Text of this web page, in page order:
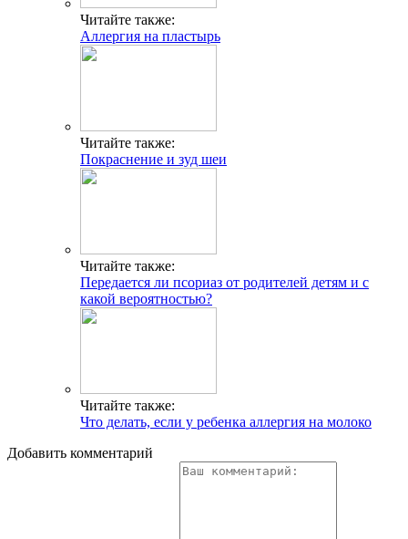
Читайте также:
Аллергия на пластырь
Читайте также:
Покраснение и зуд шеи
Читайте также:
Передается ли псориаз от родителей детям и с
какой вероятностью?
Читайте также:
Что делать, если у ребенка аллергия на молоко
Добавить комментарий